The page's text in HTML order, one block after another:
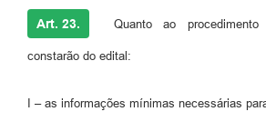
Art. 23. Quanto ao procedimento
constarão do edital:
I – as informações mínimas necessárias